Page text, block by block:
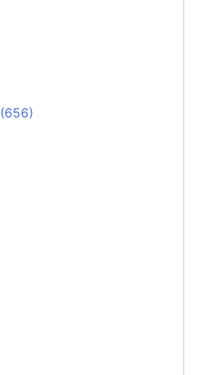
(656)